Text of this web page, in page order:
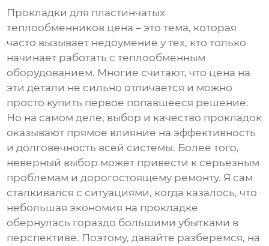
Прокладки для пластинчатых
теплообменников цена – это тема, которая
часто вызывает недоумение у тех, кто только
начинает работать с теплообменным
оборудованием. Многие считают, что цена на
эти детали не сильно отличается и можно
просто купить первое попавшееся решение.
Но на самом деле, выбор и качество прокладок
оказывают прямое влияние на эффективность
и долговечность всей системы. Более того,
неверный выбор может привести к серьезным
проблемам и дорогостоящему ремонту. Я сам
сталкивался с ситуациями, когда казалось, что
небольшая экономия на прокладке
обернулась гораздо большими убытками в
перспективе. Поэтому, давайте разберемся, на